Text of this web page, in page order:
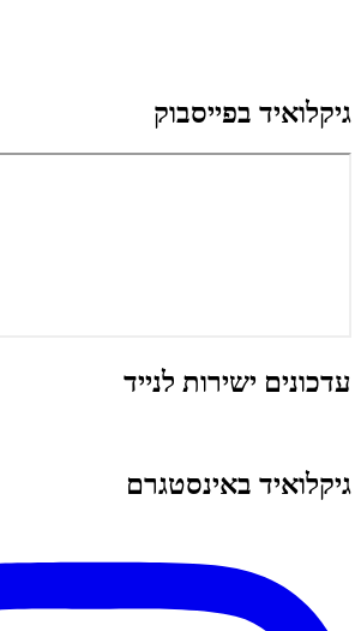
גיקלואיד בפייסבוק
עדכונים ישירות לנייד
גיקלואיד באינסטגרם